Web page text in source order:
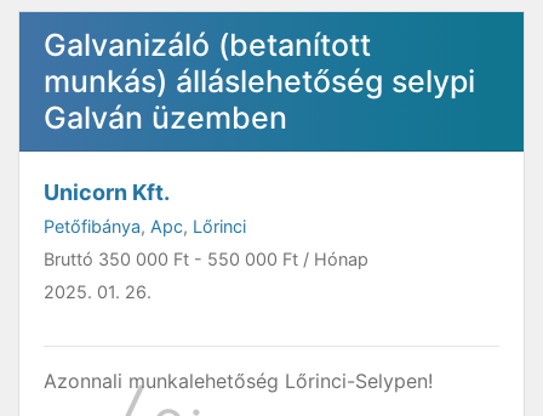
Galvanizáló (betanított
munkás) álláslehetőség selypi
Galván üzemben
Unicorn Kft.
Petőfibánya, Apc, Lőrinci
Bruttó 350 000 Ft - 550 000 Ft / Hónap
2025. 01. 26.
Azonnali munkalehetőség Lőrinci-Selypen!